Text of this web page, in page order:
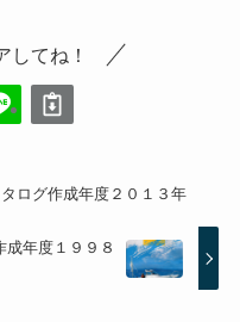
してね！
グ作成年度２０１３年
年度１９９８